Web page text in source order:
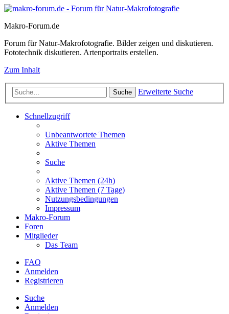
Makro-Forum.de
Forum für Natur-Makrofotografie. Bilder zeigen und diskutieren.
Fototechnik diskutieren. Artenportraits erstellen.
Zum Inhalt
Suche Erweiterte Suche
Schnellzugriff
Unbeantwortete Themen
Aktive Themen
Suche
Aktive Themen (24h)
Aktive Themen (7 Tage)
Nutzungsbedingungen
Impressum
Makro-Forum
Foren
Mitglieder
Das Team
FAQ
Anmelden
Registrieren
Suche
Anmelden